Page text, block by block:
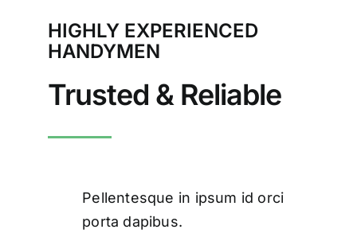
Tentang Kami
HIGHLY EXPERIENCED
HANDYMEN
Trusted & Reliable
Pellentesque in ipsum id orci
porta dapibus.